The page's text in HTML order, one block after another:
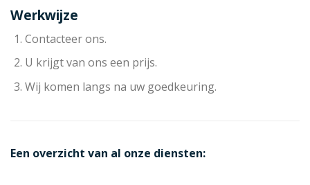
Werkwijze
Contacteer ons.
U krijgt van ons een prijs.
Wij komen langs na uw goedkeuring.
Een overzicht van al onze diensten: